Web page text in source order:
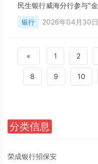
银行 2026年04月30日
« 1 2
8 9 10
分类信息
荣成银行招保安